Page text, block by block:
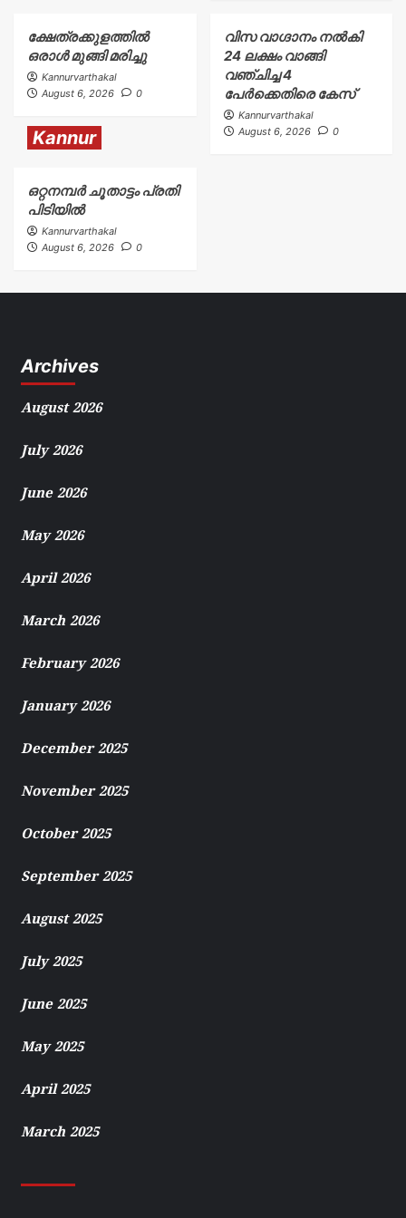
ക്ഷേത്രക്കുളത്തിൽ
ഒരാൾ മുങ്ങി മരിച്ചു
Kannurvarthakal
August 6, 2026
0
വിസ വാഗ്ദാനം നൽകി
24 ലക്ഷം വാങ്ങി
വഞ്ചിച്ച 4
പേർക്കെതിരെ കേസ്
Kannurvarthakal
August 6, 2026
0
Kannur
ഒറ്റനമ്പർ ചൂതാട്ടം പ്രതി
പിടിയിൽ
Kannurvarthakal
August 6, 2026
0
Archives
August 2026
July 2026
June 2026
May 2026
April 2026
March 2026
February 2026
January 2026
December 2025
November 2025
October 2025
September 2025
August 2025
July 2025
June 2025
May 2025
April 2025
March 2025